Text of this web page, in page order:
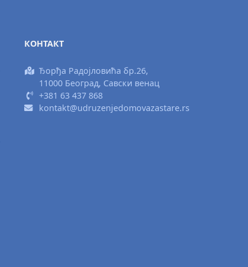
КОНТАКТ
Ђорђа Радојловића бр.26,
11000 Београд, Савски венац
+381 63 437 868
kontakt@udruzenjedomovazastare.rs